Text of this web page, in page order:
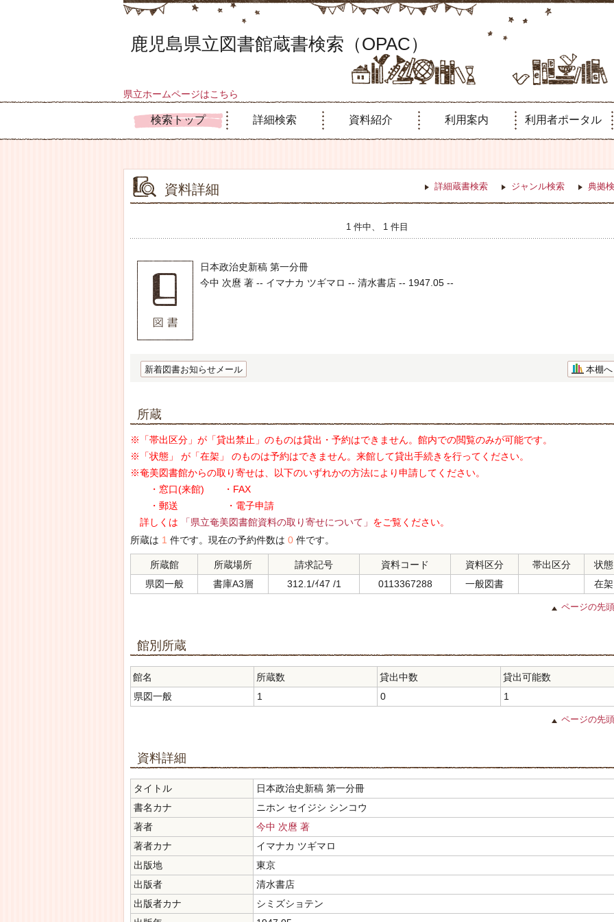
鹿児島県立図書館蔵書検索（OPAC）
県立ホームページはこちら
検索トップ 詳細検索 資料紹介 利用案内 利用者ポータル
資料詳細 詳細蔵書検索 ジャンル検索 典拠
1 件中、 1 件目
日本政治史新稿 第一分冊
今中 次麿 著 -- イマナカ ツギマロ -- 清水書店 -- 1947.05 --
新着図書お知らせメール 本棚へ
所蔵
※「帯出区分」が「貸出禁止」のものは貸出・予約はできません。館内での閲覧のみが可能です。
※「状態」 が「在架」 のものは予約はできません。来館して貸出手続きを行ってください。
※奄美図書館からの取り寄せは、以下のいずれかの方法により申請してください。
・窓口(来館) ・FAX
・郵送 ・電子申請
詳しくは
「県立奄美図書館資料の取り寄せについて」 をご覧ください。
所蔵は 1 件です。現在の予約件数は 0 件です。
所蔵館 所蔵場所 請求記号 資料コード 資料区分 帯出区分
状態
県図一般
書庫A3層 312.1/ｲ47 /1 0113367288 一般図書 在架
ページの先
館別所蔵
館名 所蔵数 貸出中数
貸出可能数
県図一般
1 0 1
ページの先
資料詳細
タイトル
日本政治史新稿 第一分冊
書名カナ
ニホン セイジシ シンコウ
著者
今中 次麿 著
著者カナ
イマナカ ツギマロ
出版地
東京
出版者
清水書店
出版者カナ
シミズショテン